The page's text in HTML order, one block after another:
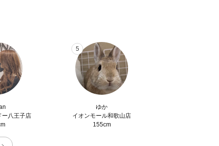
ー八王子店
5
ゆか
イオンモール和歌山店
155cm